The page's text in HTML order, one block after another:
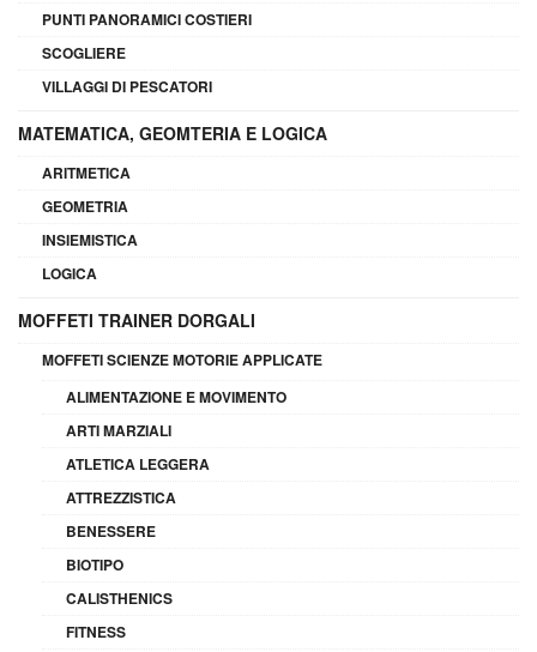
PUNTI PANORAMICI COSTIERI
SCOGLIERE
VILLAGGI DI PESCATORI
MATEMATICA, GEOMTERIA E LOGICA
ARITMETICA
GEOMETRIA
INSIEMISTICA
LOGICA
MOFFETI TRAINER DORGALI
MOFFETI SCIENZE MOTORIE APPLICATE
ALIMENTAZIONE E MOVIMENTO
ARTI MARZIALI
ATLETICA LEGGERA
ATTREZZISTICA
BENESSERE
BIOTIPO
CALISTHENICS
FITNESS